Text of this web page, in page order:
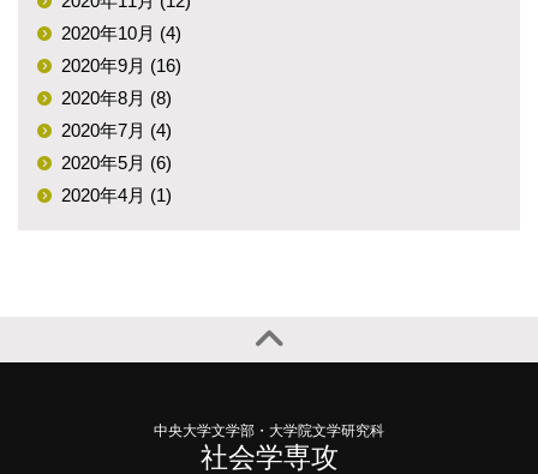
2020年10月 (4)
2020年9月 (16)
2020年8月 (8)
2020年7月 (4)
2020年5月 (6)
2020年4月 (1)
中央大学文学部・大学院文学研究科
社会学専攻